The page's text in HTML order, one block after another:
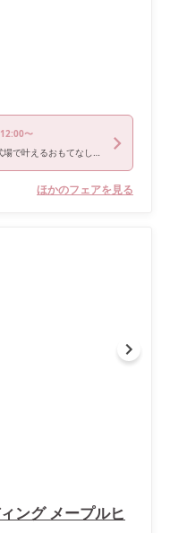
〜
【クチコミ4.4超★】お料理◎の式場で叶えるおもてなしW相談会
ほかのフェアを見る
ング メープルヒ